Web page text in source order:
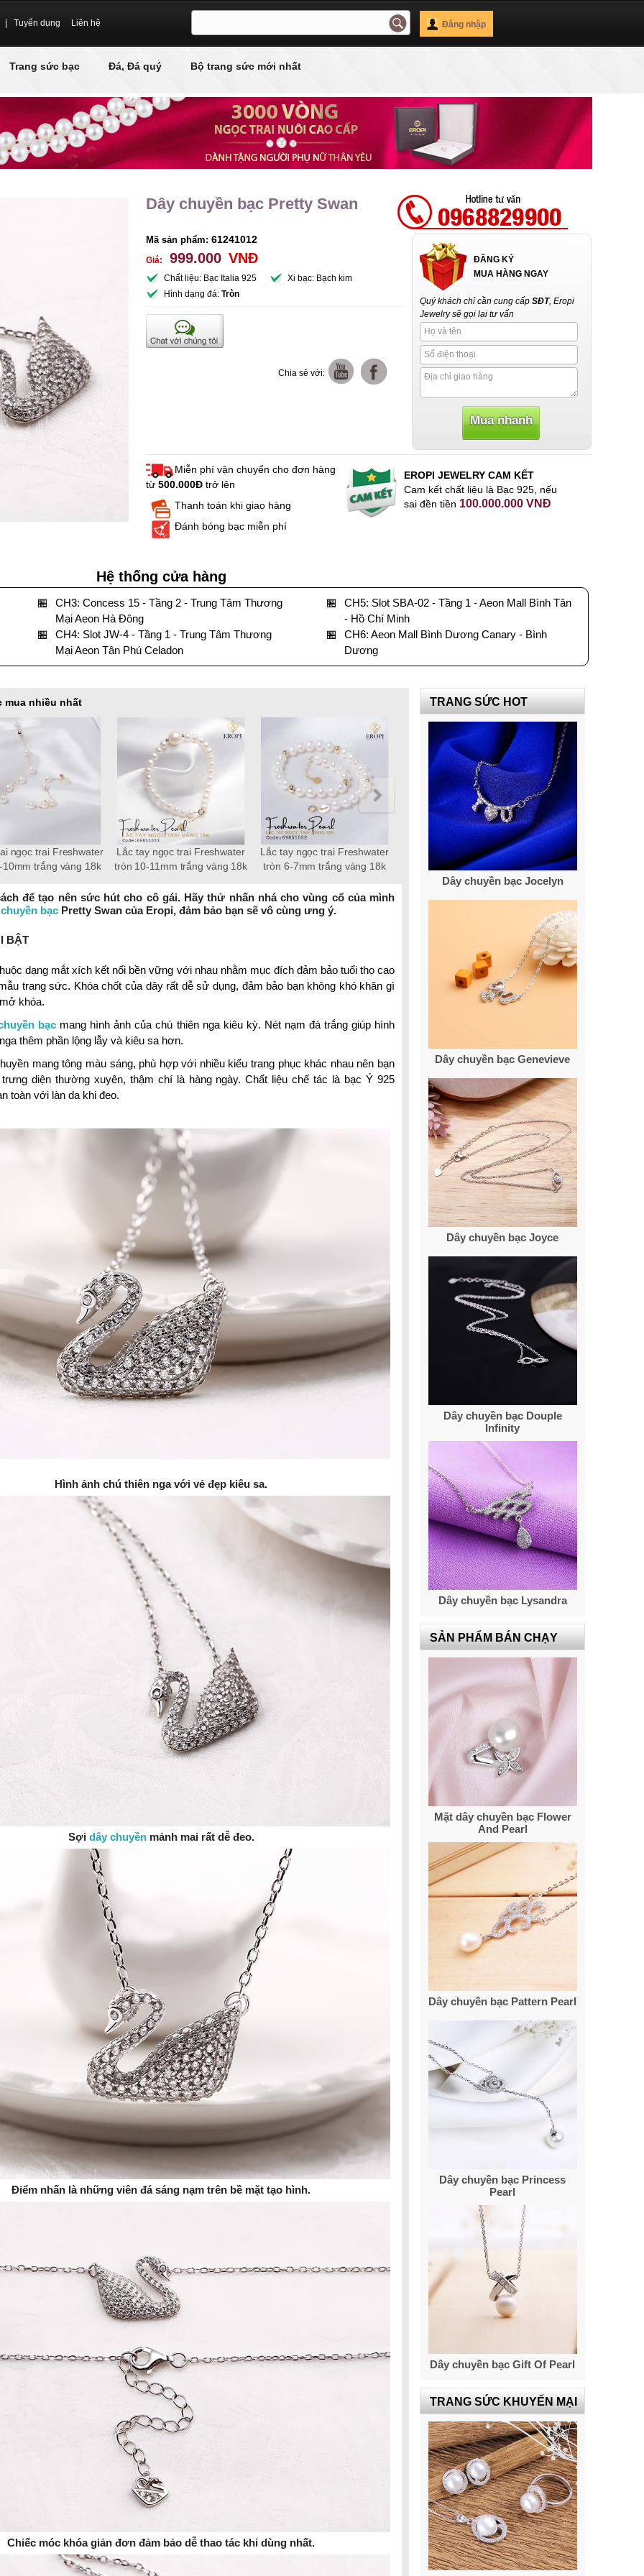
Tuyển dụng Liên hệ Đăng nhập
Trang sức bạc Đá, Đá quý Bộ trang sức mới nhất
Dây chuyền bạc Pretty Swan
Mã sản phẩm: 61241012
Giá: 999.000 VNĐ
Chất liệu: Bạc Italia 925
Xi bạc: Bạch kim
Hình dạng đá: Tròn
Chia sẻ với:
ĐĂNG KÝ
MUA HÀNG NGAY
Quý khách chỉ cần cung cấp SĐT, Eropi
Jewelry sẽ gọi lại tư vấn
Miễn phí vận chuyển cho đơn hàng
từ 500.000Đtrở lên
Thanh toán khi giao hàng
Đánh bóng bạc miễn phí
EROPI JEWELRY CAM KẾT
Cam kết chất liệu là Bạc 925, nếu
sai đền tiền 100.000.000 VNĐ
Hệ thống cửa hàng
🏪
CH3: Concess 15 - Tầng 2 - Trung Tâm Thương
Mại Aeon Hà Đông
🏪
CH4: Slot JW-4 - Tầng 1 - Trung Tâm Thương
Mại Aeon Tân Phú Celadon
🏪
CH5: Slot SBA-02 - Tầng 1 - Aeon Mall Bình Tân
- Hồ Chí Minh
🏪
CH6: Aeon Mall Bình Dương Canary - Bình
Dương
mua nhiều nhất
Freshwater
vàng 18k
Lắc tay ngọc trai Freshwater
tròn 10-11mm trắng vàng 18k
Lắc tay ngọc trai Freshwater
tròn 6-7mm trắng vàng 18k
Dây chuyền ngọc trai
Freshwater tròn 6-7mm vàng
18k Empire
chuỗi ngọc trai Freshwater 18k,
ngọc trai tròn 3-4mm Elegance
để tạo nên sức hút cho cô gái. Hãy thử nhấn nhá cho vùng cổ của mình
bạc Pretty Swan của Eropi, đảm bảo bạn sẽ vô cùng ưng ý.
BẬT
dạng mắt xích kết nối bền vững với nhau nhằm mục đích đảm bảo tuổi thọ cao
trang sức. Khóa chốt của dây rất dễ sử dụng, đảm bảo bạn không khó khăn gì
khóa.
bạc mang hình ảnh của chú thiên nga kiêu kỳ. Nét nạm đá trắng giúp hình
thêm phần lộng lẫy và kiêu sa hơn.
mang tông màu sáng, phù hợp với nhiều kiểu trang phục khác nhau nên bạn
diện thường xuyên, thậm chí là hàng ngày. Chất liệu chế tác là bạc Ý 925
toàn với làn da khi đeo.
Hình ảnh chú thiên nga với vẻ đẹp kiêu sa.
Sợi dây chuyềnmảnh mai rất dễ đeo.
Điểm nhấn là những viên đá sáng nạm trên bề mặt tạo hình.
Chiếc móc khóa giản đơn đảm bảo dễ thao tác khi dùng nhất.
TRANG SỨC HOT
Dây chuyền bạc Jocelyn
Dây chuyền bạc Genevieve
Dây chuyền bạc Joyce
Dây chuyền bạc Douple
Infinity
Dây chuyền bạc Lysandra
SẢN PHẨM BÁN CHẠY
Mặt dây chuyền bạc Flower
And Pearl
Dây chuyền bạc Pattern Pearl
Dây chuyền bạc Princess
Pearl
Dây chuyền bạc Gift Of Pearl
TRANG SỨC KHUYẾN MẠI